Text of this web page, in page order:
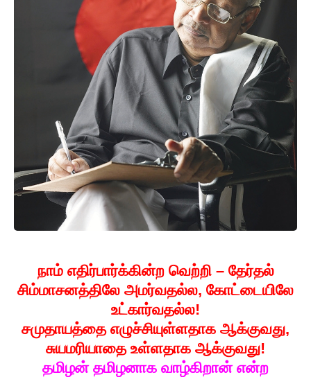
நாம் எதிர்பார்க்கின்ற வெற்றி – தேர்தல்
சிம்மாசனத்திலே அமர்வதல்ல, கோட்டையிலே
உட்கார்வதல்ல!
சமுதாயத்தை எழுச்சியுள்ளதாக ஆக்குவது,
சுயமரியாதை உள்ளதாக ஆக்குவது!
தமிழன் தமிழனாக வாழ்கிறான் என்ற